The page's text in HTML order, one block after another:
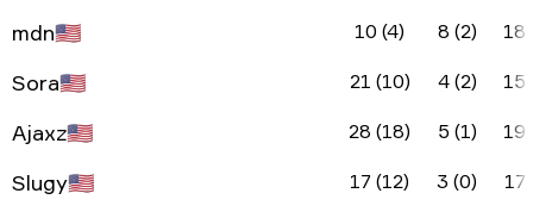
mdn🇺🇸 10 (4) 8 (2) 18
Sora🇺🇸 21 (10) 4 (2) 15
Ajaxz🇺🇸 28 (18) 5 (1) 19
Slugy🇺🇸 17 (12) 3 (0) 17